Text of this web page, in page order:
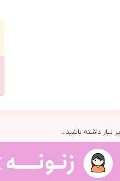
داشته باشید...